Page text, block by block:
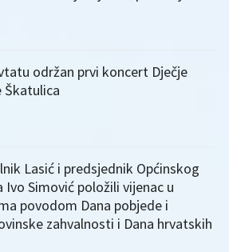
održan prvi koncert Dječje
Škatulica
Lasić i predsjednik Općinskog
Ivo Simović položili vijenac u
povodom Dana pobjede i
zahvalnosti i Dana hrvatskih